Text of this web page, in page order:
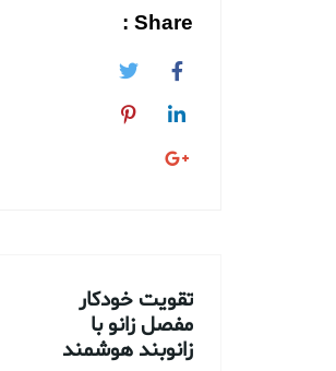
Share :
تقویت خودکار
مفصل زانو با
زانوبند هوشمند